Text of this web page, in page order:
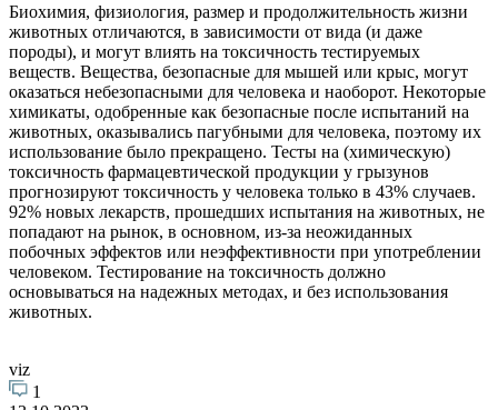
Биохимия, физиология, размер и продолжительность жизни
животных отличаются, в зависимости от вида (и даже
породы), и могут влиять на токсичность тестируемых
веществ. Вещества, безопасные для мышей или крыс, могут
оказаться небезопасными для человека и наоборот. Некоторые
химикаты, одобренные как безопасные после испытаний на
животных, оказывались пагубными для человека, поэтому их
использование было прекращено. Тесты на (химическую)
токсичность фармацевтической продукции у грызунов
прогнозируют токсичность у человека только в 43% случаев.
92% новых лекарств, прошедших испытания на животных, не
попадают на рынок, в основном, из-за неожиданных
побочных эффектов или неэффективности при употреблении
человеком. Тестирование на токсичность должно
основываться на надежных методах, и без использования
животных.
viz
1